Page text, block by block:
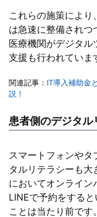
これらの施策によ
は急速に整備され
医療機関がデジタル
支援も行われていま
関連記事： IT導入補助金
説！
患者側のデジタ
スマートフォンや
タルリテラシーも
においてオンライン
LINEで予約をする
ことは当たり前です。